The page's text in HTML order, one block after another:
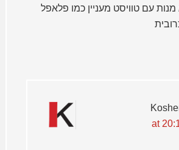
עם טוויסט מעניין כמו פלאפל